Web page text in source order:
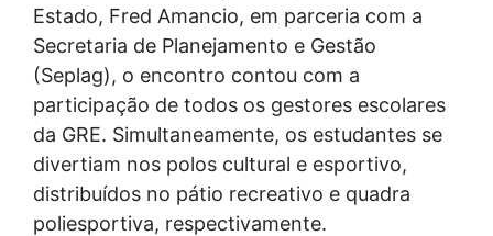
Estado, Fred Amancio, em parceria com a
Secretaria de Planejamento e Gestão
(Seplag), o encontro contou com a
participação de todos os gestores escolares
da GRE. Simultaneamente, os estudantes se
divertiam nos polos cultural e esportivo,
distribuídos no pátio recreativo e quadra
poliesportiva, respectivamente.